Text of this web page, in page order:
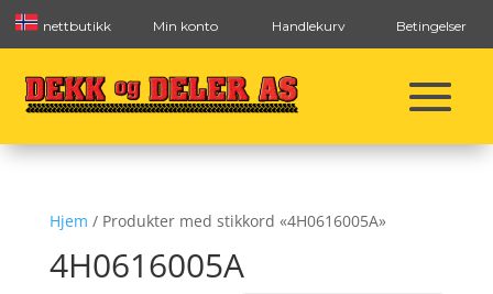
nettbutikk Min konto Handlekurv Betingelser
Hjem / Produkter med stikkord «4H0616005A»
4H0616005A